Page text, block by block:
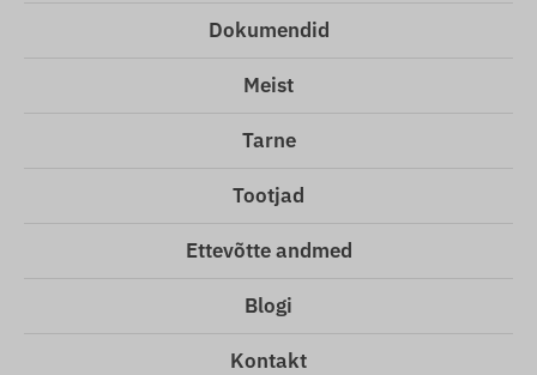
Dokumendid
Meist
Tarne
Tootjad
Ettevõtte andmed
Blogi
Kontakt